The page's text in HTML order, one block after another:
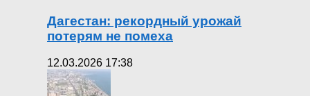
Дагестан: рекордный урожай
потерям не помеха
12.03.2026 17:38